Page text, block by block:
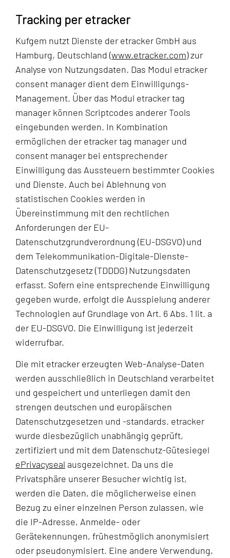
Tracking per etracker
Kufgem nutzt Dienste der etracker GmbH aus
Hamburg, Deutschland (www.etracker.com) zur
Analyse von Nutzungsdaten. Das Modul etracker
consent manager dient dem Einwilligungs-
Management. Über das Modul etracker tag
manager können Scriptcodes anderer Tools
eingebunden werden. In Kombination
ermöglichen der etracker tag manager und
consent manager bei entsprechender
Einwilligung das Aussteuern bestimmter Cookies
und Dienste. Auch bei Ablehnung von
statistischen Cookies werden in
Übereinstimmung mit den rechtlichen
Anforderungen der EU-
Datenschutzgrundverordnung (EU-DSGVO) und
dem Telekommunikation-Digitale-Dienste-
Datenschutzgesetz (TDDDG) Nutzungsdaten
erfasst. Sofern eine entsprechende Einwilligung
gegeben wurde, erfolgt die Ausspielung anderer
Technologien auf Grundlage von Art. 6 Abs. 1 lit. a
der EU-DSGVO. Die Einwilligung ist jederzeit
widerrufbar.
Die mit etracker erzeugten Web-Analyse-Daten
werden ausschließlich in Deutschland verarbeitet
und gespeichert und unterliegen damit den
strengen deutschen und europäischen
Datenschutzgesetzen und -standards. etracker
wurde diesbezüglich unabhängig geprüft,
zertifiziert und mit dem Datenschutz-Gütesiegel
ePrivacyseal ausgezeichnet. Da uns die
Privatsphäre unserer Besucher wichtig ist,
werden die Daten, die möglicherweise einen
Bezug zu einer einzelnen Person zulassen, wie
die IP-Adresse, Anmelde- oder
Gerätekennungen, frühestmöglich anonymisiert
oder pseudonymisiert. Eine andere Verwendung,